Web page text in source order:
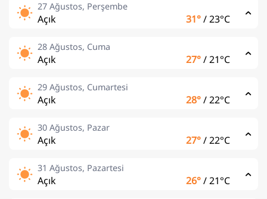
27 Ağustos, Perşembe
Açık 31°/23°C
28 Ağustos, Cuma
Açık 27°/21°C
29 Ağustos, Cumartesi
Açık 28°/22°C
30 Ağustos, Pazar
Açık 27°/22°C
31 Ağustos, Pazartesi
Açık 26°/21°C